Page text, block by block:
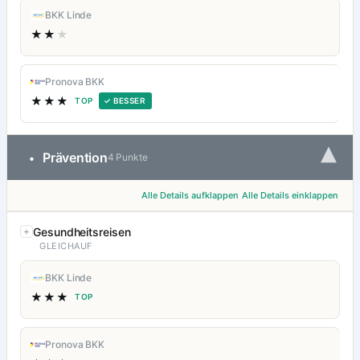
BKK Linde
★★ ★
Pronova BKK
★★★ TOP ✓ BESSER
• Prävention4 Punkte ▾
Alle Details aufklappen Alle Details einklappen
Gesundheitsreisen
GLEICHAUF
BKK Linde
★★★ TOP
Pronova BKK